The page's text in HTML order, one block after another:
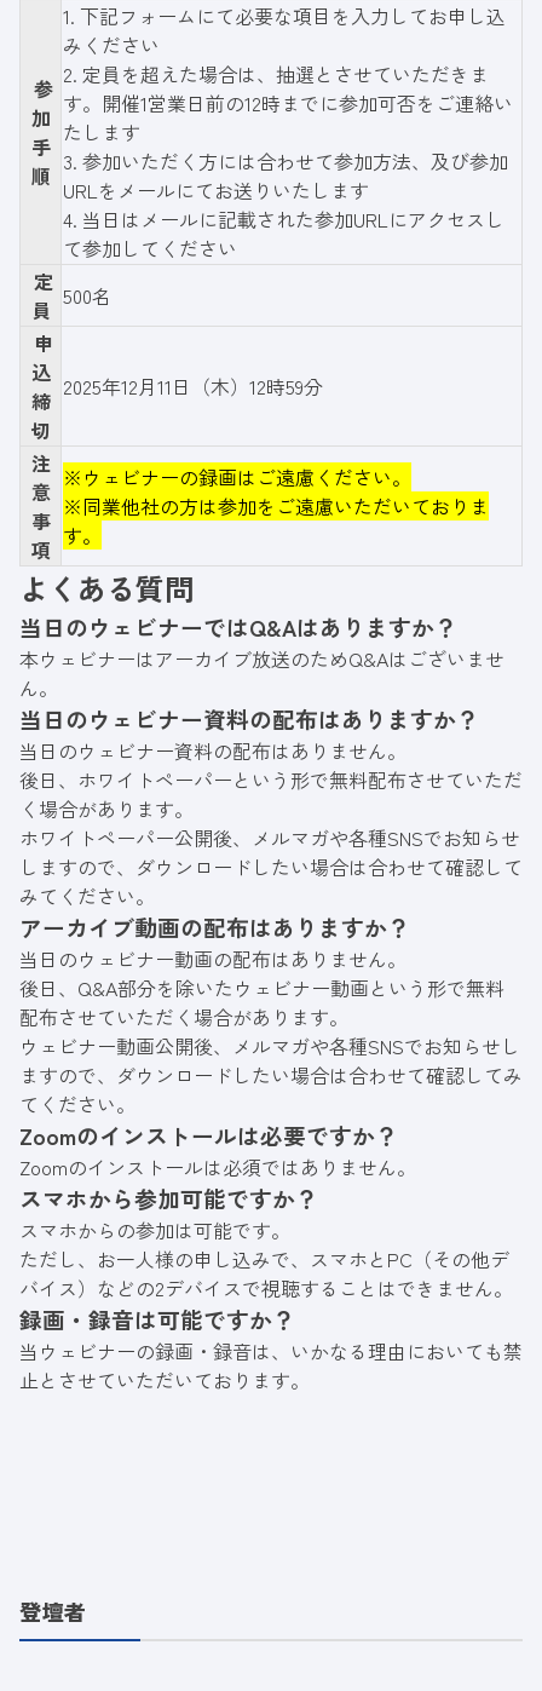
参
加
手
順
1. 下記フォーム にて必要な項目を入力してお申し込
みください
2. 定員を超えた場合は、抽選とさせていただきま
す。開催1営業日前の12時までに参加可否をご連絡い
たします
3. 参加いただく方には合わせて参加方法、及び参加
URLをメールにてお送りいたします
4. 当日はメールに記載された参加URLにアクセスし
て参加してください
定
員 500名
申
込
締
切
2025年12月11日（木）12時59分
注
意
事
項
※ウェビナーの録画はご遠慮ください。
※同業他社の方は参加をご遠慮いただいておりま
す。
よくある質問
当日のウェビナーではQ&Aはありますか？
本ウェビナーはアーカイブ放送のためQ&Aはございませ
ん。
当日のウェビナー資料の配布はありますか？
当日のウェビナー資料の配布はありません。
後日、ホワイトペーパーという形で無料配布させていただ
く場合があります。
ホワイトペーパー公開後、メルマガや各種SNSでお知らせ
しますので、ダウンロードしたい場合は合わせて確認して
みてください。
アーカイブ動画の配布はありますか？
当日のウェビナー動画の配布はありません。
後日、Q&A部分を除いたウェビナー動画という形で無料
配布させていただく場合があります。
ウェビナー動画公開後、メルマガや各種SNSでお知らせし
ますので、ダウンロードしたい場合は合わせて確認してみ
てください。
Zoomのインストールは必要ですか？
Zoomのインストールは必須ではありません。
スマホから参加可能ですか？
スマホからの参加は可能です。
ただし、お一人様の申し込みで、スマホとPC（その他デ
バイス）などの2デバイスで視聴することはできません。
録画・録音は可能ですか？
当ウェビナーの録画・録音は、いかなる理由においても禁
止とさせていただいております。
登壇者